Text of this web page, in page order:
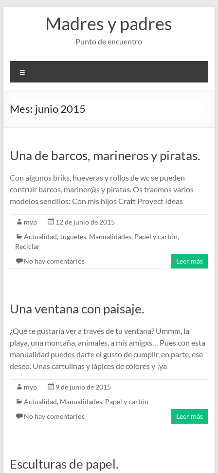
Madres y padres
Punto de encuentro
Mes: junio 2015
Una de barcos, marineros y piratas.
Con algunos briks, hueveras y rollos de wc se pueden
contruir barcos, mariner@s y piratas. Os traemos varios
modelos sencillos: Con mis hijos Craft Proyect Ideas
myp
12 de junio de 2015
Actualidad, Juguetes, Manualidades, Papel y cartón,
Reciclar
No hay comentarios
Leer más
Una ventana con paisaje.
¿Qué te gustaría ver a través de tu ventana? Ummm, la
playa, una montaña, animales, a mis amigxs… Pues con esta
manualidad puedes darte el gusto de cumplir, en parte, ese
deseo. Unas cartulinas y lápices de colores y ¡ya
myp
9 de junio de 2015
Actualidad, Manualidades, Papel y cartón
No hay comentarios
Leer más
Esculturas de papel.